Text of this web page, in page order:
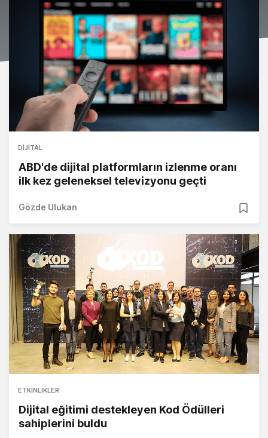
DIJITAL
ABD'de dijital platformların izlenme oranı
ilk kez geleneksel televizyonu geçti
Gözde Ulukan
ETKINLIKLER
Dijital eğitimi destekleyen Kod Ödülleri
sahiplerini buldu